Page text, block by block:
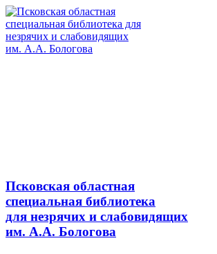
Псковская областная
специальная библиотека
для незрячих и слабовидящих
им. А.А. Бологова